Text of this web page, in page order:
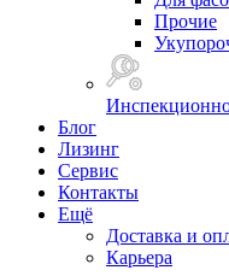
Прочие
Блог
Лизинг
Сервис
Контакты
Ещё
Доставка и
Карьера